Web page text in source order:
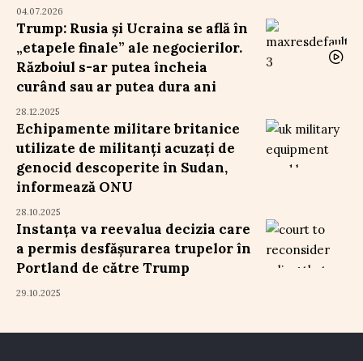
04.07.2026
Trump: Rusia și Ucraina se află în
„etapele finale” ale negocierilor.
Războiul s-ar putea încheia
curând sau ar putea dura ani
28.12.2025
Echipamente militare britanice
utilizate de militanți acuzați de
genocid descoperite în Sudan,
informează ONU
28.10.2025
Instanța va reevalua decizia care
a permis desfășurarea trupelor în
Portland de către Trump
29.10.2025